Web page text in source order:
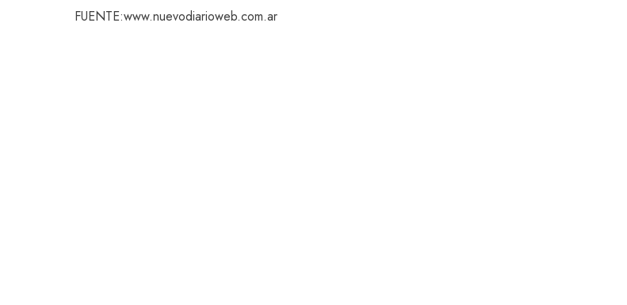
FUENTE:www.nuevodiarioweb.com.ar